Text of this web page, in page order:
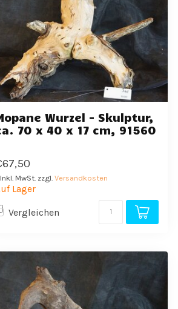
Wurzel - Skulptur,
70 x 40 x 17 cm, 91560
MwSt. zzgl. Versandkosten
Lager
Vergleichen